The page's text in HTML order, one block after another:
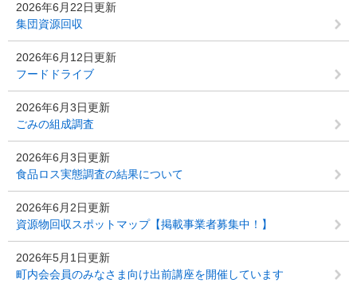
2026年6月22日更新
集団資源回収
2026年6月12日更新
フードドライブ
2026年6月3日更新
ごみの組成調査
2026年6月3日更新
食品ロス実態調査の結果について
2026年6月2日更新
資源物回収スポットマップ【掲載事業者募集中！】
2026年5月1日更新
町内会会員のみなさま向け出前講座を開催しています